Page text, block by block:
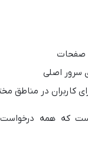
صفحات
سرور اصلی
کاربران در مناطق
که همه